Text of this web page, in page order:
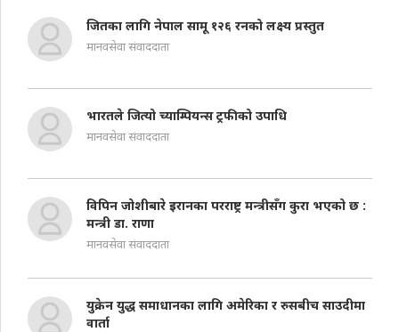
जितका लागि नेपाल सामू १२६ रनको लक्ष्य प्रस्तुत
मानवसेवा संवाददाता
भारतले जित्यो च्याम्पियन्स ट्रफीको उपाधि
मानवसेवा संवाददाता
विपिन जोशीबारे इरानका परराष्ट्र मन्त्रीसँग कुरा भएको छ :
मन्त्री डा. राणा
मानवसेवा संवाददाता
युक्रेन युद्ध समाधानका लागि अमेरिका र रुसबीच साउदीमा
वार्ता